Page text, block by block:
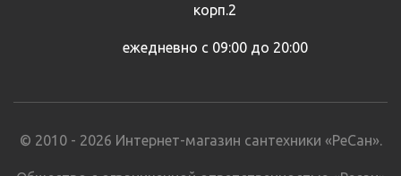
корп.2
ежедневно с 09:00 до 20:00
© 2010 - 2026 Интернет-магазин сантехники «РеСан».